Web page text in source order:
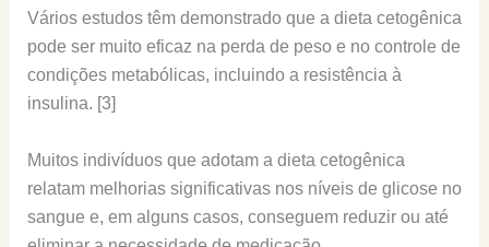
Vários estudos têm demonstrado que a dieta cetogênica
pode ser muito eficaz na perda de peso e no controle de
condições metabólicas, incluindo a resistência à
insulina. [3]
Muitos indivíduos que adotam a dieta cetogênica
relatam melhorias significativas nos níveis de glicose no
sangue e, em alguns casos, conseguem reduzir ou até